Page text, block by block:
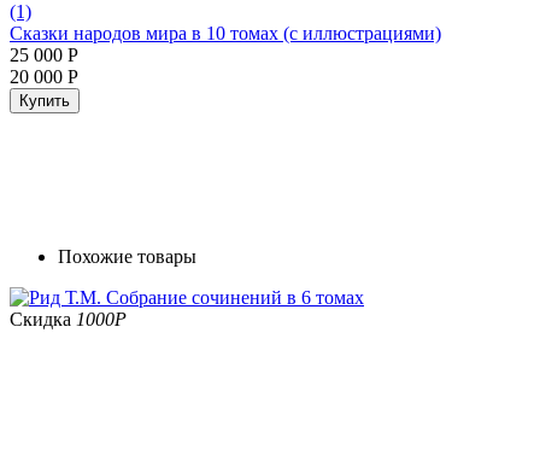
(1)
Сказки народов мира в 10 томах (с иллюстрациями)
25 000 Р
20 000 Р
Купить
Похожие товары
Скидка 1000Р